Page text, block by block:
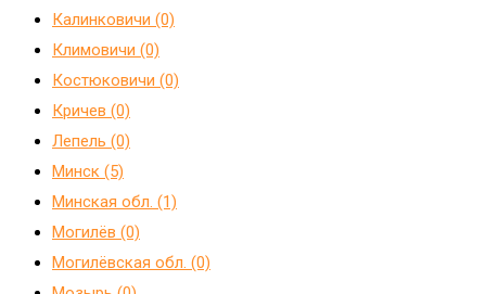
Калинковичи (0)
Климовичи (0)
Костюковичи (0)
Кричев (0)
Лепель (0)
Минск (5)
Минская обл. (1)
Могилёв (0)
Могилёвская обл. (0)